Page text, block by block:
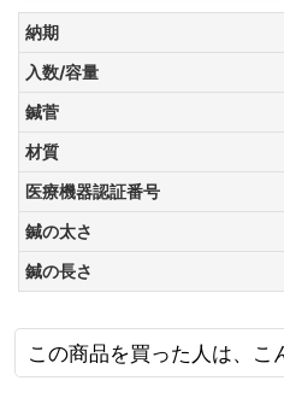
納期
入数/容量
鍼菅
材質
医療機器認証番号
鍼の太さ
鍼の長さ
この商品を買った人は、こ